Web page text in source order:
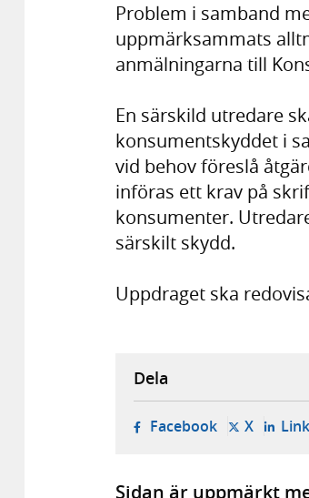
Problem i samband
uppmärksammats
anmälningarna till
En särskild utredare
konsumentskyddet i
vid behov föreslå
införas ett krav på
konsumenter.
särskilt skydd.
Uppdraget ska
Dela
Facebook- öppnas i ny
X-
Sidan är uppmärkt